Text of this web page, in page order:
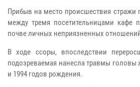
Прибыв на место происшествия стражи
между тремя посетительницами кафе
почве личных неприязненных
В ходе ссоры, впоследствии
подозреваемая нанесла травмы головы
и 1994 годов рождения.